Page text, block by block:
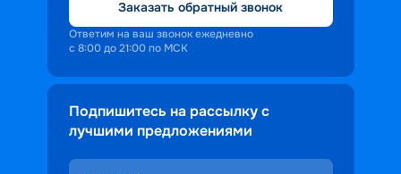
Заказать обратный звонок
Ответим на ваш звонок ежедневно
с 8:00 до 21:00 по МСК
Подпишитесь на рассылку с
лучшими предложениями